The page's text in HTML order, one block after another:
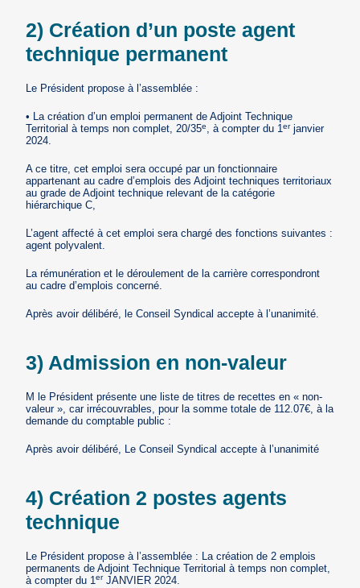
2) Création d’un poste agent
technique permanent
Le Président propose à l’assemblée :
• La création d’un emploi permanent de Adjoint Technique
Territorial à temps non complet, 20/35e, à compter du 1erjanvier
2024.
A ce titre, cet emploi sera occupé par un fonctionnaire
appartenant au cadre d’emplois des Adjoint techniques territoriaux
au grade de Adjoint technique relevant de la catégorie
hiérarchique C,
L’agent affecté à cet emploi sera chargé des fonctions suivantes :
agent polyvalent.
La rémunération et le déroulement de la carrière correspondront
au cadre d’emplois concerné.
Après avoir délibéré, le Conseil Syndical accepte à l’unanimité.
3) Admission en non-valeur
M le Président présente une liste de titres de recettes en « non-
valeur », car irrécouvrables, pour la somme totale de 112.07€, à la
demande du comptable public :
Après avoir délibéré, Le Conseil Syndical accepte à l’unanimité
4) Création 2 postes agents
technique
Le Président propose à l’assemblée : La création de 2 emplois
permanents de Adjoint Technique Territorial à temps non complet,
à compter du 1erJANVIER 2024.